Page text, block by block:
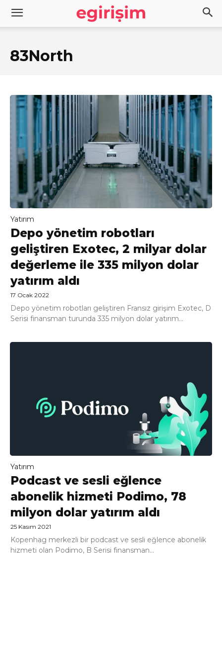
83North
Yatırım
Depo yönetim robotları
geliştiren Exotec, 2 milyar dolar
değerleme ile 335 milyon dolar
yatırım aldı
17 Ocak 2022
Depo yönetim robotları geliştiren Fransız girişim Exotec, D
Serisi finansman turunda 335 milyon dolar yatırım...
Yatırım
Podcast ve sesli eğlence
abonelik hizmeti Podimo, 78
milyon dolar yatırım aldı
25 Kasım 2021
Kopenhag merkezli bir podcast ve sesli eğlence abonelik
hizmeti olan Podimo, B Serisi finansman...